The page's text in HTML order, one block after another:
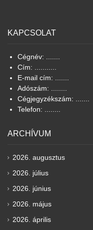
KAPCSOLAT
Cégnév: .......
Cím: ...........
E-mail cím: .......
Adószám: ........
Cégjegyzékszám: .......
Telefon: ........
ARCHÍVUM
2026. augusztus
2026. július
2026. június
2026. május
2026. április